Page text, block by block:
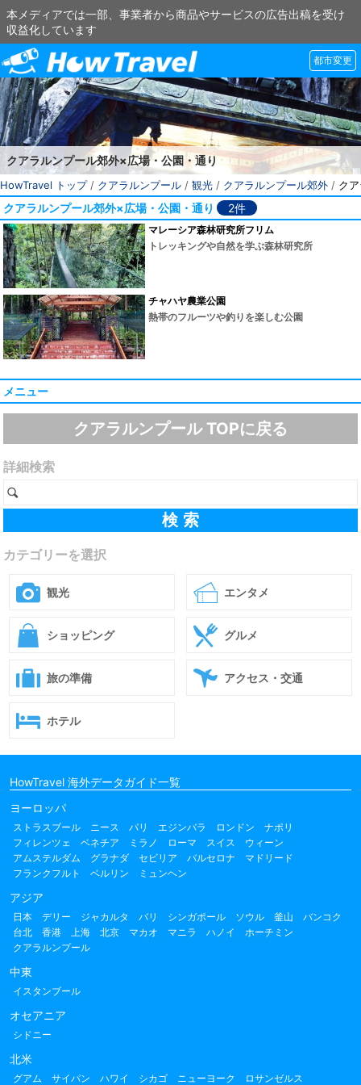
本メディアでは一部、事業者から商品やサービスの広告出稿を受け
収益化しています
都市変更
クアラルンプール郊外×広場・公園・通り
HowTravel トップ/ クアラルンプール / 観光 / クアラルンプール郊外 / ク
クアラルンプール郊外×広場・公園・通り 2件
マレーシア森林研究所フリム
トレッキングや自然を学ぶ森林研究所
チャハヤ農業公園
熱帯のフルーツや釣りを楽しむ公園
メニュー
クアラルンプール TOPに戻る
詳細検索
カテゴリーを選択
観光 エンタメ
ショッピング グルメ
旅の準備 アクセス・交通
ホテル
HowTravel 海外データガイド一覧
ヨーロッパ
ストラスブール ニース パリ エジンバラ ロンドン
ナポリ
フィレンツェ
ベネチア ミラノ ローマ スイス
ウィーン
アムステルダム
グラナダ セビリア バルセロナ
マドリード
フランクフルト
ベルリン ミュンヘン
アジア
日本 デリー ジャカルタ バリ シンガポール ソウル 釜山
バンコク
台北
香港 上海 北京 マカオ マニラ ハノイ
ホーチミン
クアラルンプール
中東
イスタンブール
オセアニア
シドニー
北米
グアム サイパン ハワイ シカゴ ニューヨーク ロサンゼルス